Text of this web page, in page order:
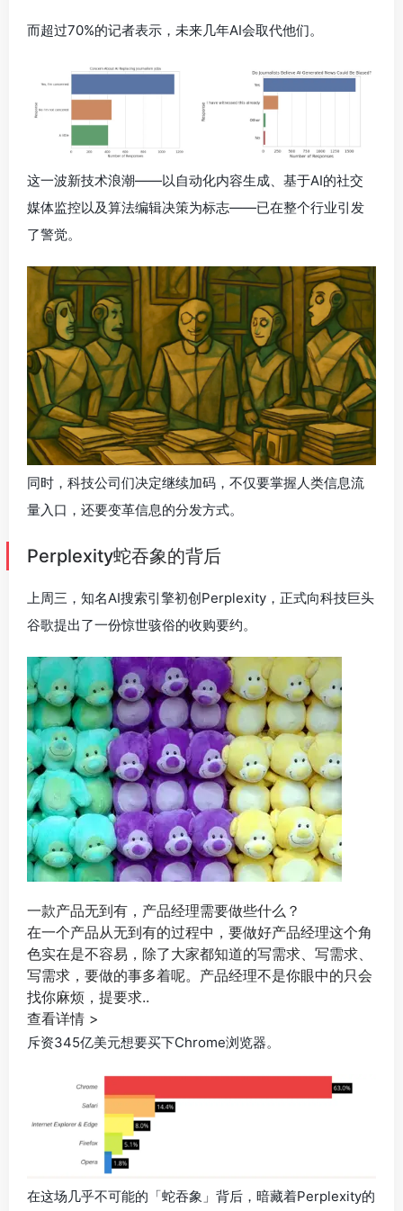
而超过70%的记者表示，未来几年AI会取代他们。
这一波新技术浪潮——以自动化内容生成、基于AI的社交
媒体监控以及算法编辑决策为标志——已在整个行业引发
了警觉。
同时，科技公司们决定继续加码，不仅要掌握人类信息流
量入口，还要变革信息的分发方式。
Perplexity蛇吞象的背后
上周三，知名AI搜索引擎初创Perplexity，正式向科技巨头
谷歌提出了一份惊世骇俗的收购要约。
一款产品无到有，产品经理需要做些什么？
在一个产品从无到有的过程中，要做好产品经理这个角
色实在是不容易，除了大家都知道的写需求、写需求、
写需求，要做的事多着呢。产品经理不是你眼中的只会
找你麻烦，提要求..
查看详情 >
斥资345亿美元想要买下Chrome浏览器。
在这场几乎不可能的「蛇吞象」背后，暗藏着Perplexity的